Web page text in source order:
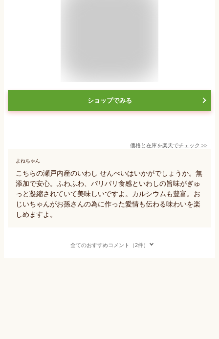
ショップでみる
価格と在庫を楽天でチェック >>
よねちゃん
こちらの瀬戸内産のいわし せんべいはいかがでしょうか。無
添加で安心。ふわふわ、パリパリ食感といわしの旨味がぎゅ
っと凝縮されていて美味しいですよ。カルシウムも豊富。お
じいちゃんがお孫さんの為に作った愛情も伝わる味わいを楽
しめますよ。
全てのおすすめコメント（2件）